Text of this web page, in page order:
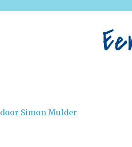
door Simon Mulder